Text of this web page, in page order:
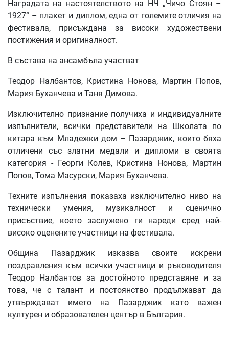
Наградата на настоятелството на НЧ „Чичо Стоян –
1927“ – плакет и диплом, една от големите отличия на
фестивала, присъждана за високи художествени
постижения и оригиналност.
В състава на ансамбъла участват
Теодор Налбантов, Кристина Нонова, Мартин Попов,
Мария Буханчева и Таня Димова.
Изключително признание получиха и индивидуалните
изпълнители, всички представители на Школата по
китара към Младежки дом – Пазарджик, които бяха
отличени със златни медали и дипломи в своята
категория - Георги Колев, Кристина Нонова, Мартин
Попов, Тома Масурски, Мария Буханчева.
Техните изпълнения показаха изключително ниво на
технически умения, музикалност и сценично
присъствие, което заслужено ги нареди сред най-
високо оценените участници на фестивала.
Община Пазарджик изказва своите искрени
поздравления към всички участници и ръководителя
Теодор Налбантов за достойното представяне и за
това, че с талант и постоянство продължават да
утвърждават името на Пазарджик като важен
културен и образователен център в България.